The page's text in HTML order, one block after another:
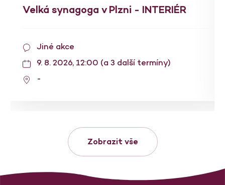
Velká synagoga v Plzni - INTERIÉR
Jiné akce
9. 8. 2026, 12:00 (a 3 další termíny)
-
Zobrazit vše